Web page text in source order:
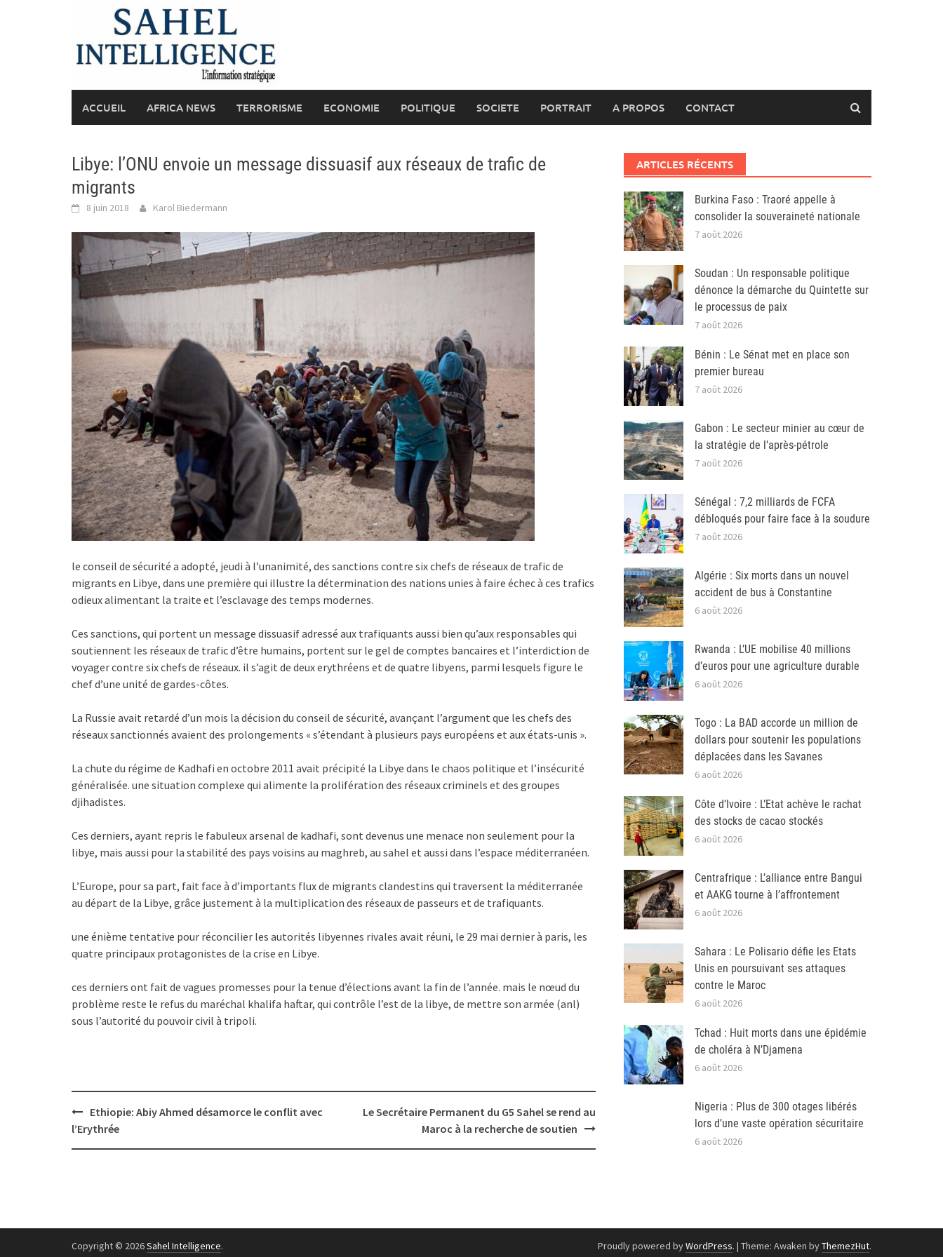
ACCUEIL AFRICA NEWS TERRORISME ECONOMIE POLITIQUE SOCIETE PORTRAIT A PROPOS CONTACT
Libye: l’ONU envoie un message dissuasif aux réseaux de trafic de
migrants
8 juin 2018 Karol Biedermann
le conseil de sécurité a adopté, jeudi à l’unanimité, des sanctions contre six chefs de réseaux de trafic de
migrants en Libye, dans une première qui illustre la détermination des nations unies à faire échec à ces trafics
odieux alimentant la traite et l’esclavage des temps modernes.
Ces sanctions, qui portent un message dissuasif adressé aux trafiquants aussi bien qu’aux responsables qui
soutiennent les réseaux de trafic d’être humains, portent sur le gel de comptes bancaires et l’interdiction de
voyager contre six chefs de réseaux. il s’agit de deux erythréens et de quatre libyens, parmi lesquels figure le
chef d’une unité de gardes-côtes.
La Russie avait retardé d’un mois la décision du conseil de sécurité, avançant l’argument que les chefs des
réseaux sanctionnés avaient des prolongements « s’étendant à plusieurs pays européens et aux états-unis ».
La chute du régime de Kadhafi en octobre 2011 avait précipité la Libye dans le chaos politique et l’insécurité
généralisée. une situation complexe qui alimente la prolifération des réseaux criminels et des groupes
djihadistes.
Ces derniers, ayant repris le fabuleux arsenal de kadhafi, sont devenus une menace non seulement pour la
libye, mais aussi pour la stabilité des pays voisins au maghreb, au sahel et aussi dans l’espace méditerranéen.
L’Europe, pour sa part, fait face à d’importants flux de migrants clandestins qui traversent la méditerranée
au départ de la Libye, grâce justement à la multiplication des réseaux de passeurs et de trafiquants.
une énième tentative pour réconcilier les autorités libyennes rivales avait réuni, le 29 mai dernier à paris, les
quatre principaux protagonistes de la crise en Libye.
ces derniers ont fait de vagues promesses pour la tenue d’élections avant la fin de l’année. mais le nœud du
problème reste le refus du maréchal khalifa haftar, qui contrôle l’est de la libye, de mettre son armée (anl)
sous l’autorité du pouvoir civil à tripoli.
Post
navigation
Ethiopie: Abiy Ahmed désamorce le conflit avec
l’Erythrée
Le Secrétaire Permanent du G5 Sahel se rend au
Maroc à la recherche de soutien
ARTICLES RÉCENTS
Burkina Faso : Traoré appelle à
consolider la souveraineté nationale
7 août 2026
Soudan : Un responsable politique
dénonce la démarche du Quintette sur
le processus de paix
7 août 2026
Bénin : Le Sénat met en place son
premier bureau
7 août 2026
Gabon : Le secteur minier au cœur de
la stratégie de l’après-pétrole
7 août 2026
Sénégal : 7,2 milliards de FCFA
débloqués pour faire face à la soudure
7 août 2026
Algérie : Six morts dans un nouvel
accident de bus à Constantine
6 août 2026
Rwanda : L’UE mobilise 40 millions
d’euros pour une agriculture durable
6 août 2026
Togo : La BAD accorde un million de
dollars pour soutenir les populations
déplacées dans les Savanes
6 août 2026
Côte d’Ivoire : L’Etat achève le rachat
des stocks de cacao stockés
6 août 2026
Centrafrique : L’alliance entre Bangui
et AAKG tourne à l’affrontement
6 août 2026
Sahara : Le Polisario défie les Etats
Unis en poursuivant ses attaques
contre le Maroc
6 août 2026
Tchad : Huit morts dans une épidémie
de choléra à N’Djamena
6 août 2026
Nigeria : Plus de 300 otages libérés
lors d’une vaste opération sécuritaire
6 août 2026
Copyright © 2026Sahel Intelligence. Proudly powered byWordPress. | Theme: Awaken byThemezHut.